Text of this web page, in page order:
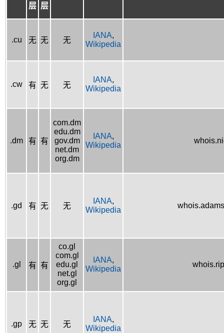
层 层
.cu 无 无 无
IANA,
Wikipedia
.cw 有 无 无
IANA,
Wikipedia
.dm 有 有
com.dm
edu.dm
gov.dm
net.dm
org.dm
IANA,
Wikipedia
.gd 有 无 无
IANA,
Wikipedia
.gl 有 有
co.gl
com.gl
edu.gl
net.gl
org.gl
IANA,
Wikipedia
.gp 无 无 无
IANA,
Wikipedia